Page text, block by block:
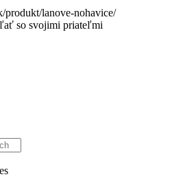
produkt/lanove-nohavice/
so svojimi priateľmi